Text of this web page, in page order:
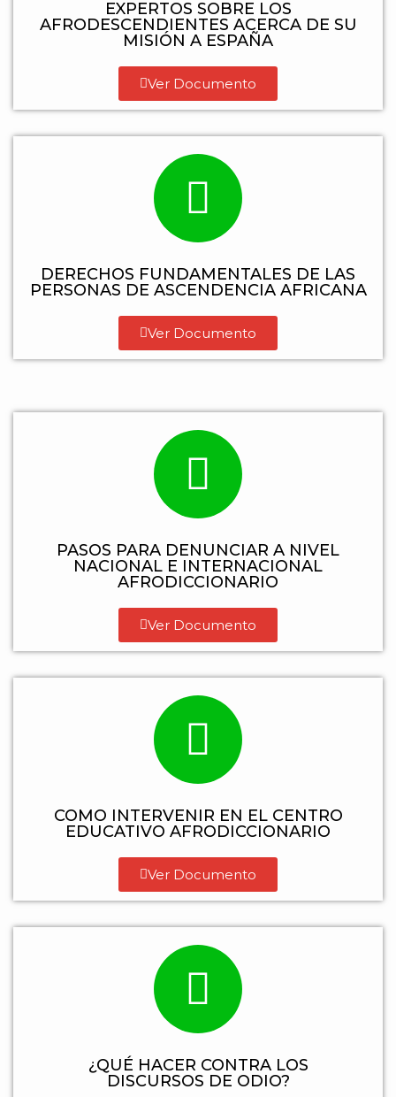
EXPERTOS SOBRE LOS
AFRODESCENDIENTES ACERCA DE SU
MISIÓN A ESPAÑA
Ver Documento
DERECHOS FUNDAMENTALES DE LAS
PERSONAS DE ASCENDENCIA AFRICANA
Ver Documento
PASOS PARA DENUNCIAR A NIVEL
NACIONAL E INTERNACIONAL
AFRODICCIONARIO
Ver Documento
COMO INTERVENIR EN EL CENTRO
EDUCATIVO AFRODICCIONARIO
Ver Documento
¿QUÉ HACER CONTRA LOS
DISCURSOS DE ODIO?